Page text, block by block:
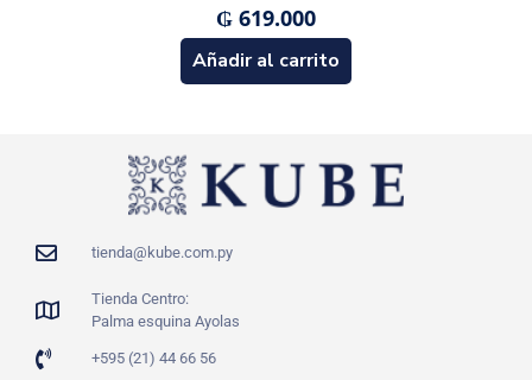
₲ 619.000
Añadir al carrito
tienda@kube.com.py
Tienda Centro:
Palma esquina Ayolas
+595 (21) 44 66 56